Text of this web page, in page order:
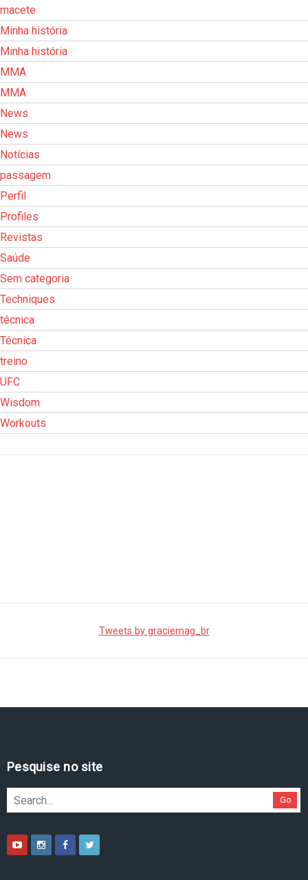
macete
Minha história
Minha história
MMA
MMA
News
News
Notícias
passagem
Perfil
Profiles
Revistas
Saúde
Sem categoria
Techniques
técnica
Técnica
treino
UFC
Wisdom
Workouts
Tweets by graciemag_br
Pesquise no site
Go